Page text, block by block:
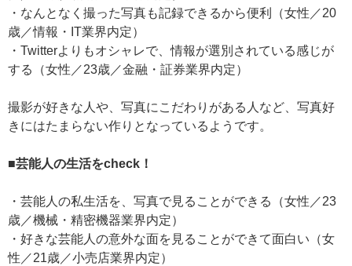
・なんとなく撮った写真も記録できるから便利（女性／20
歳／情報・IT業界内定）
・Twitterよりもオシャレで、情報が選別されている感じが
する（女性／23歳／金融・証券業界内定）
撮影が好きな人や、写真にこだわりがある人など、写真好
きにはたまらない作りとなっているようです。
■芸能人の生活をcheck！
・芸能人の私生活を、写真で見ることができる（女性／23
歳／機械・精密機器業界内定）
・好きな芸能人の意外な面を見ることができて面白い（女
性／21歳／小売店業界内定）